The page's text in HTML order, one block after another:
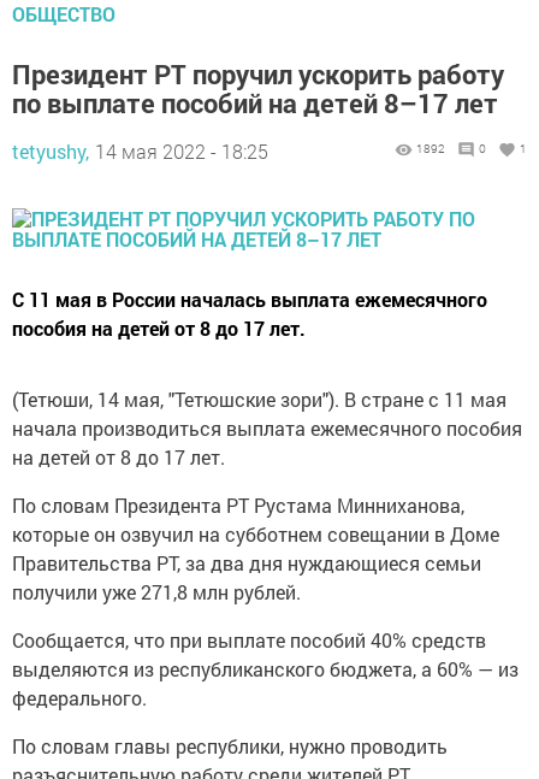
ОБЩЕСТВО
Президент РТ поручил ускорить работу
по выплате пособий на детей 8–17 лет
tetyushy, 14 мая 2022 - 18:25 1892 0 1
С 11 мая в России началась выплата ежемесячного
пособия на детей от 8 до 17 лет.
(Тетюши, 14 мая, "Тетюшские зори"). В стране с 11 мая
начала производиться выплата ежемесячного пособия
на детей от 8 до 17 лет.
По словам Президента РТ Рустама Минниханова,
которые он озвучил на субботнем совещании в Доме
Правительства РТ, за два дня нуждающиеся семьи
получили уже 271,8 млн рублей.
Сообщается, что при выплате пособий 40% средств
выделяются из республиканского бюджета, а 60% — из
федерального.
По словам главы республики, нужно проводить